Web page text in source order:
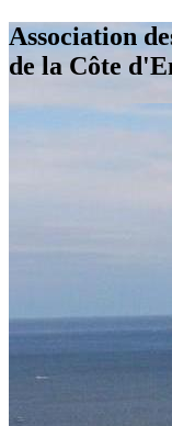
Association
de la Côte